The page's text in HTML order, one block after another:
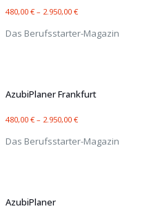
480,00 € – 2.950,00 €
Das Berufsstarter-Magazin
AzubiPlaner Frankfurt
480,00 € – 2.950,00 €
Das Berufsstarter-Magazin
AzubiPlaner